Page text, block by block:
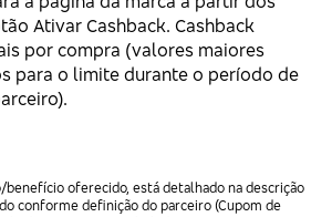
Ativar Cashback. Cashback
por compra (valores maiores
para o limite durante o período de
oferecido, está detalhado na descrição
conforme definição do parceiro (Cupom de